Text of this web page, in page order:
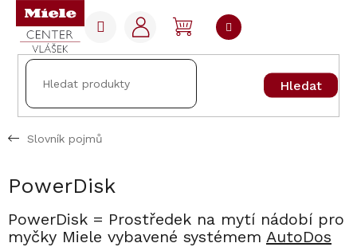
Přejít
obsah
Hledat
NÁKUPNÍ
KOŠÍK
Slovník pojmů
PowerDisk
PowerDisk = Prostředek na mytí nádobí pro
myčky Miele vybavené systémem AutoDos